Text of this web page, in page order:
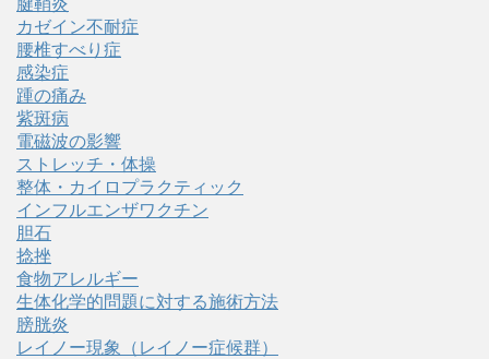
腱鞘炎
カゼイン不耐症
腰椎すべり症
感染症
踵の痛み
紫斑病
電磁波の影響
ストレッチ・体操
整体・カイロプラクティック
インフルエンザワクチン
胆石
捻挫
食物アレルギー
生体化学的問題に対する施術方法
膀胱炎
レイノー現象（レイノー症候群）